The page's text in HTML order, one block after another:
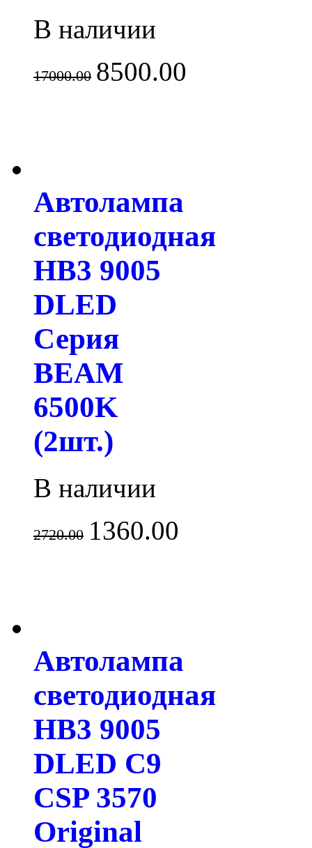
В наличии
17000.00 8500.00
Автолампа
светодиодная
HB3 9005
DLED
Серия
BEAM
6500K
(2шт.)
В наличии
2720.00 1360.00
Автолампа
светодиодная
HB3 9005
DLED C9
CSP 3570
Original